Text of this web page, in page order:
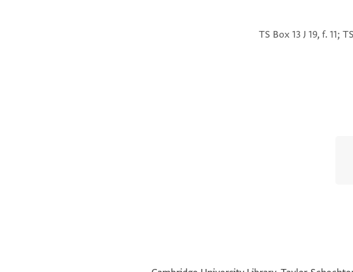
TS Box 13 J 19, f. 11;